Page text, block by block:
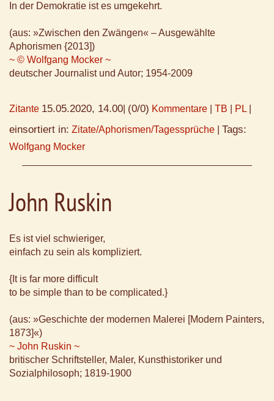
In der Demokratie ist es umgekehrt.
(aus: »Zwischen den Zwängen« – Ausgewählte
Aphorismen {2013])
~ © Wolfgang Mocker ~
deutscher Journalist und Autor; 1954-2009
Zitante 15.05.2020, 14.00 (0/0) Kommentare TB PL
einsortiert in: Zitate/Aphorismen/Tagessprüche Tags:
Wolfgang Mocker
John Ruskin
Es ist viel schwieriger,
einfach zu sein als kompliziert.
{It is far more difficult
to be simple than to be complicated.}
(aus: »Geschichte der modernen Malerei [Modern Painters,
1873]«)
~ John Ruskin ~
britischer Schriftsteller, Maler, Kunsthistoriker und
Sozialphilosoph; 1819-1900